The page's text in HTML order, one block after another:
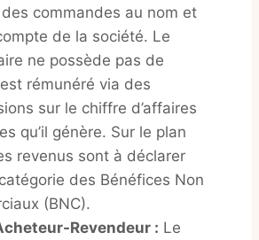
commandes au nom et
de la société. Le
ne possède pas de
rémunéré via des
sur le chiffre d’affaires
qu’il génère. Sur le plan
revenus sont à déclarer
des Bénéfices Non
(BNC).
Revendeur : Le